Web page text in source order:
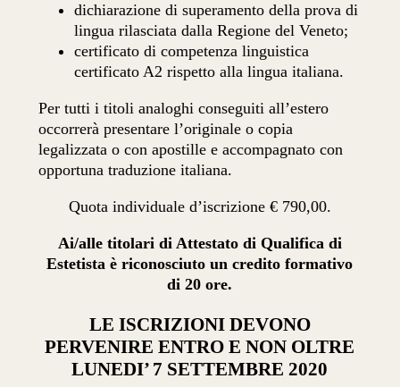
dichiarazione di superamento della prova di
lingua rilasciata dalla Regione del Veneto;
certificato di competenza linguistica
certificato A2 rispetto alla lingua italiana.
Per tutti i titoli analoghi conseguiti all’estero
occorrerà presentare l’originale o copia
legalizzata o con apostille e accompagnato con
opportuna traduzione italiana.
Quota individuale d’iscrizione € 790,00.
Ai/alle titolari di Attestato di Qualifica di
Estetista è riconosciuto un credito formativo
di 20 ore.
LE ISCRIZIONI DEVONO
PERVENIRE ENTRO E NON OLTRE
LUNEDI’ 7 SETTEMBRE 2020